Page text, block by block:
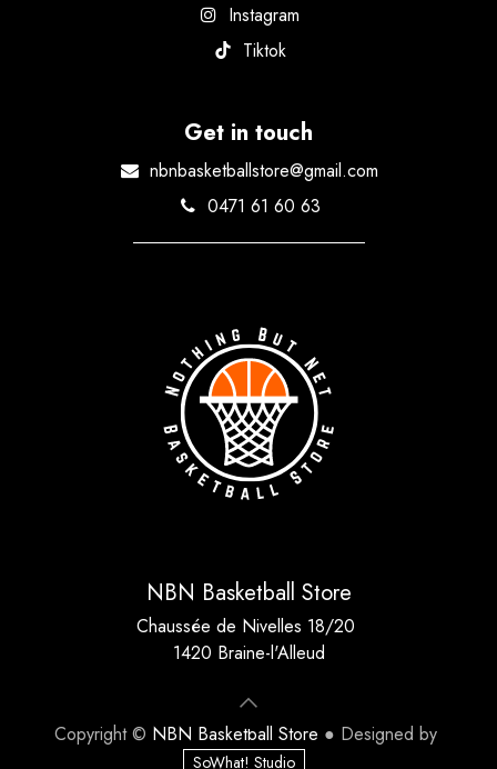
Instagram
Tiktok
Get in touch
nbnbasketballstore@gmail.com
0471 61 60 63
NBN Basketball Store
Chaussée de Nivelles 18/20
1420 Braine-l'Alleud
Copyright © NBN Basketball Store ● Designed by
SoWhat! Studio